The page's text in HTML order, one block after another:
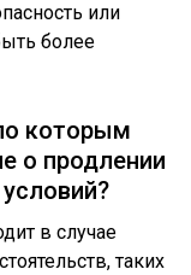
или
более
которым
о продлении
в случае
таких